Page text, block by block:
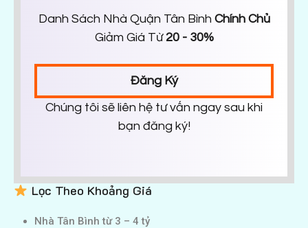
Danh Sách Nhà Quận Tân Bình Chính Chủ
Giảm Giá Từ 20 - 30%
Đăng Ký
Chúng tôi sẽ liên hệ tư vấn ngay sau khi
bạn đăng ký!
Lọc Theo Khoảng Giá
Nhà Tân Bình từ 3 – 4 tỷ